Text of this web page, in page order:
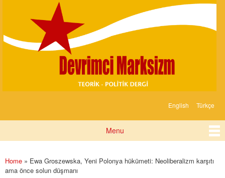
content
Marksizm
English Türkçe
Menu
You are here
Home » Ewa Groszewska, Yeni Polonya hükümeti: Neoliberalizm karşıtı
ama önce solun düşmanı